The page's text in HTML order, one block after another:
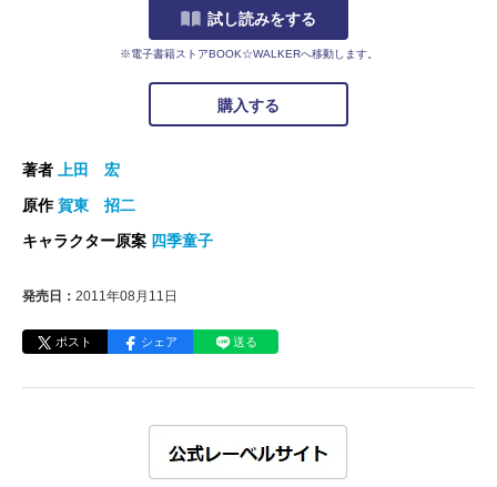
試し読みをする
※電子書籍ストアBOOK☆WALKERへ移動します。
購入する
著者
上田 宏
原作賀東 招二
キャラクター原案 四季童子
発売日： 2011年08月11日
ポスト シェア 送る